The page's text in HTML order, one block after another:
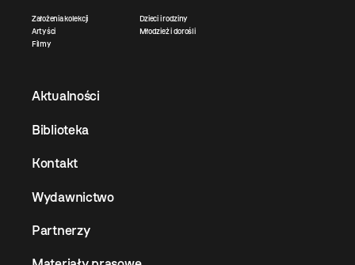
Założenia kolekcji
Artyści
Filmy
Dzieci i rodziny
Młodzież i dorośli
Aktualności
Biblioteka
Kontakt
Wydawnictwo
Partnerzy